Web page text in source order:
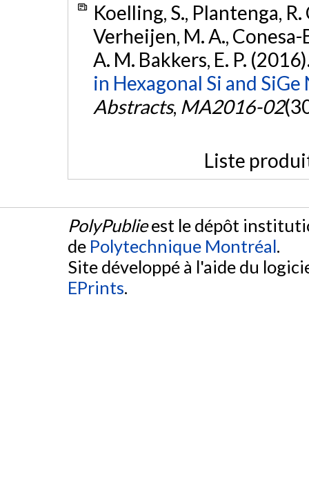
Koelling, S., Plantenga, R.
Verheijen, M. A., Conesa-
A. M. Bakkers, E. P.
in Hexagonal Si and
Abstracts, MA2016-02
Liste
PolyPublieest le dépôt
de Polytechnique Montréal.
Site développé à l'aide du
EPrints.